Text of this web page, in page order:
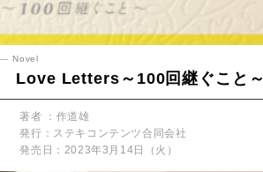
Love Letters～100回継ぐこと～
Novel
著者 ：作道雄
発行：ステキコンテンツ合同会社
発売日：2023年3月14日（火）